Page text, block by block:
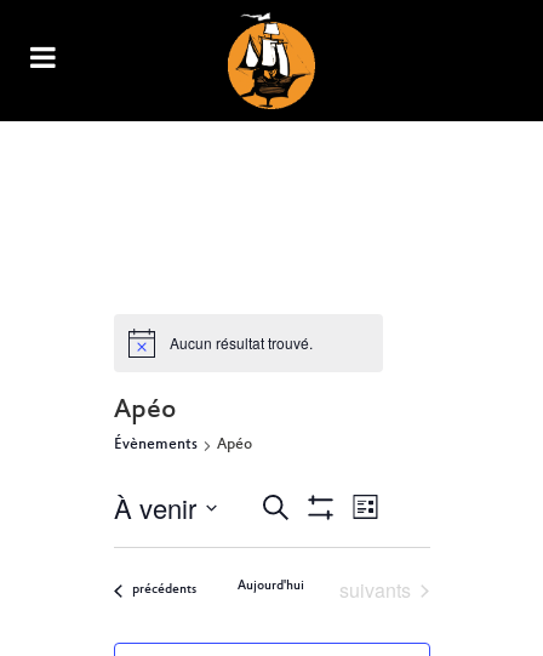
Aucun résultat trouvé.
Apéo
Évènements Apéo
RECHERCHE
ET
NAVIGATION
DE
Recherche
Filters
NAVIGATION
VUES
ÉVÈNEMENT
Liste
À venir
date.
Évènements
précédents Aujourd'hui Évènements
suivants